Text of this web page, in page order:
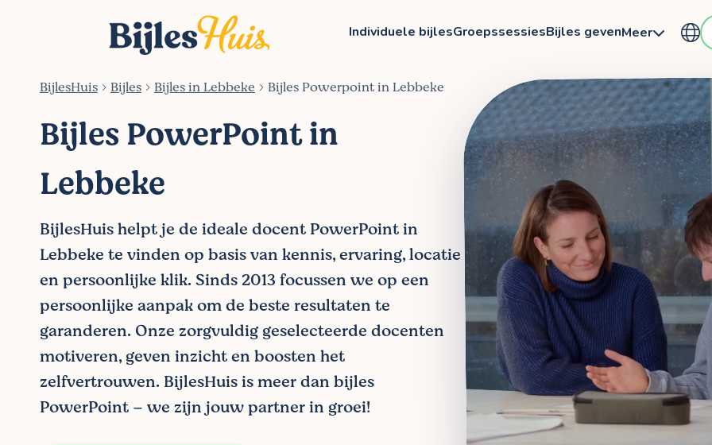
Individuele bijlesGroepssessiesBijles gevenMeer
BijlesHuis Bijles Bijles in Lebbeke Bijles Powerpoint in Lebbeke
Bijles PowerPoint in
Lebbeke
BijlesHuis helpt je de ideale docent PowerPoint in
Lebbeke te vinden op basis van kennis, ervaring, locatie
en persoonlijke klik. Sinds 2013 focussen we op een
persoonlijke aanpak om de beste resultaten te
garanderen. Onze zorgvuldig geselecteerde docenten
motiveren, geven inzicht en boosten het
zelfvertrouwen. BijlesHuis is meer dan bijles
PowerPoint – we zijn jouw partner in groei!